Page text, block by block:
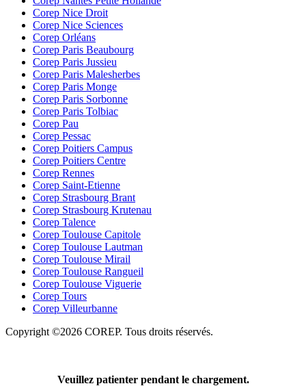
Corep Nice Droit
Corep Nice Sciences
Corep Orléans
Corep Paris Beaubourg
Corep Paris Jussieu
Corep Paris Malesherbes
Corep Paris Monge
Corep Paris Sorbonne
Corep Paris Tolbiac
Corep Pau
Corep Pessac
Corep Poitiers Campus
Corep Poitiers Centre
Corep Rennes
Corep Saint-Etienne
Corep Strasbourg Brant
Corep Strasbourg Krutenau
Corep Talence
Corep Toulouse Capitole
Corep Toulouse Lautman
Corep Toulouse Mirail
Corep Toulouse Rangueil
Corep Toulouse Viguerie
Corep Tours
Corep Villeurbanne
Copyright ©2026 COREP. Tous droits réservés.
Veuillez patienter pendant le chargement.